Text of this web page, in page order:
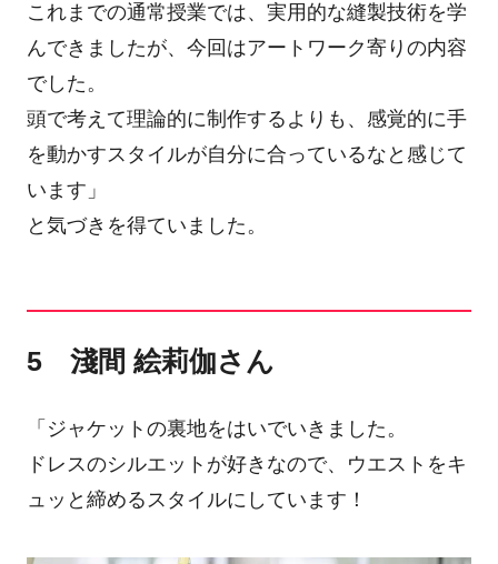
これまでの通常授業では、実用的な縫製技術を学
んできましたが、今回はアートワーク寄りの内容
でした。
頭で考えて理論的に制作するよりも、感覚的に手
を動かすスタイルが自分に合っているなと感じて
います」
と気づきを得ていました。
5 淺間 絵莉伽さん
「ジャケットの裏地をはいでいきました。
ドレスのシルエットが好きなので、ウエストをキ
ュッと締めるスタイルにしています！